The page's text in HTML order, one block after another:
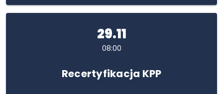
29.11
08:00
Recertyfikacja KPP